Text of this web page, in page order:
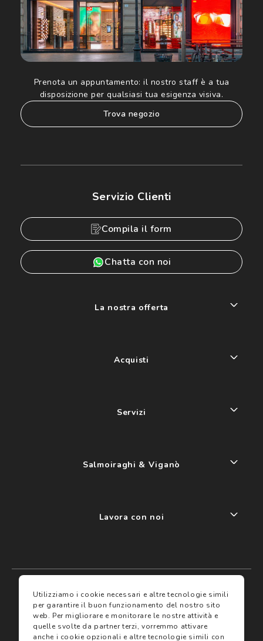
I miei preferiti
Assicurazioni
Prenota un appuntamento: il nostro staff è a tua
disposizione per qualsiasi tua esigenza visiva.
trova negozio
Servizio Clienti
Compila il form
Chatta con noi
La nostra offerta
Acquisti
Servizi
Salmoiraghi & Viganò
Lavora con noi
Utilizziamo i cookie necessari e altre tecnologie simili
per garantire il buon funzionamento del nostro sito
web. Per migliorare e monitorare le nostre attività e
quelle svolte da partner terzi, vorremmo attivare
anche i cookie opzionali e altre tecnologie simili con